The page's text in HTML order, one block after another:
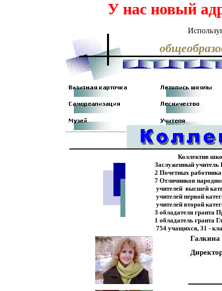
У нас новый
Коллектив
Заслуженный учитель
2 Почетных
7 Отличников
учителей высшей
учителей первой
учителей второй
3 обладателя гранта
1 обладатель гранта
754 учащихся, 31 -